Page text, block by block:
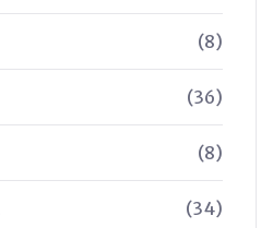
(8)
(36)
(8)
(34)